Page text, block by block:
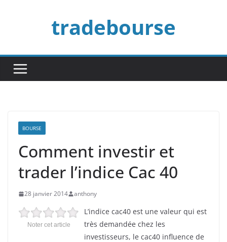
tradebourse
BOURSE
Comment investir et
trader l’indice Cac 40
28 janvier 2014 anthony
Noter cet article
L’indice cac40 est une valeur qui est
très demandée chez les
investisseurs, le cac40 influence de